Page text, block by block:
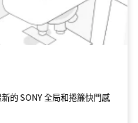
的 SONY 全局和捲簾快門感